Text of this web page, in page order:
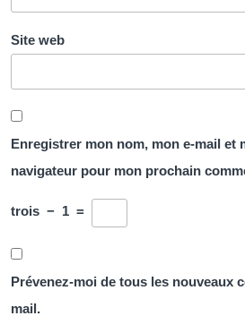
Site web
Enregistrer mon nom, mon e-mail et
navigateur pour mon prochain
trois − 1 =
Prévenez-moi de tous les nouveaux
mail.